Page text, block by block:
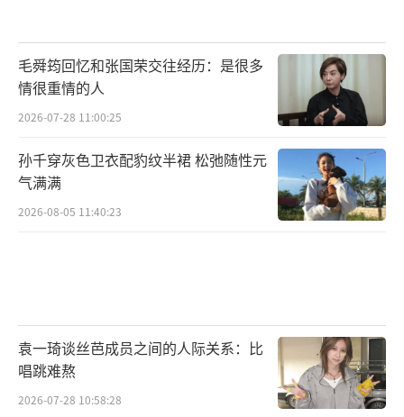
毛舜筠回忆和张国荣交往经历：是很多
情很重情的人
2026-07-28 11:00:25
孙千穿灰色卫衣配豹纹半裙 松弛随性元
气满满
2026-08-05 11:40:23
袁一琦谈丝芭成员之间的人际关系：比
唱跳难熬
2026-07-28 10:58:28